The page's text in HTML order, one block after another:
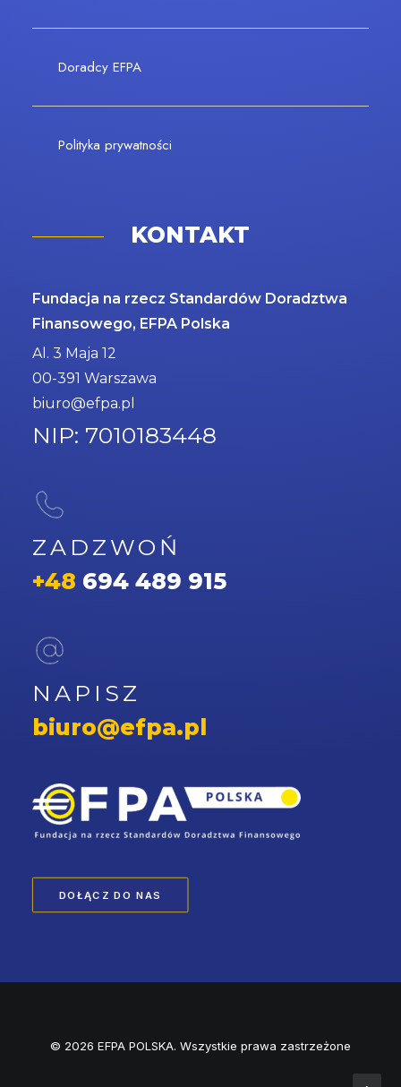
DOŁĄCZ DO NAS
Doradcy EFPA
Polityka prywatności
KONTAKT
Fundacja na rzecz Standardów Doradztwa
Finansowego, EFPA Polska
Al. 3 Maja 12
00-391 Warszawa
biuro@efpa.pl
NIP: 7010183448
ZADZWOŃ
+48 694 489 915
NAPISZ
biuro@efpa.pl
© 2026 EFPA POLSKA. Wszystkie prawa zastrzeżone